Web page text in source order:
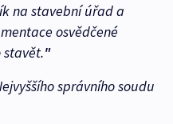
na stavební úřad a
osvědčené
stavět."
správního soudu